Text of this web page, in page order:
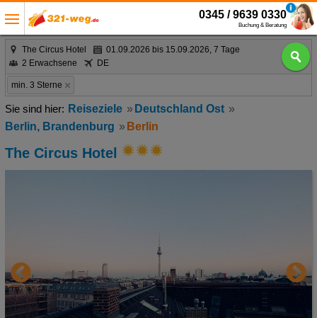
0345 / 9639 0330
Buchung & Beratung
The Circus Hotel
01.09.2026 bis 15.09.2026, 7 Tage
2 Erwachsene
DE
min. 3 Sterne
Reiseziele
Deutschland Ost
Berlin, Brandenburg
Berlin
The Circus Hotel